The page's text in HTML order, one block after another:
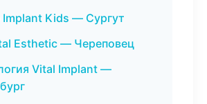
Kids — Сургут
Esthetic — Череповец
Vital Implant —